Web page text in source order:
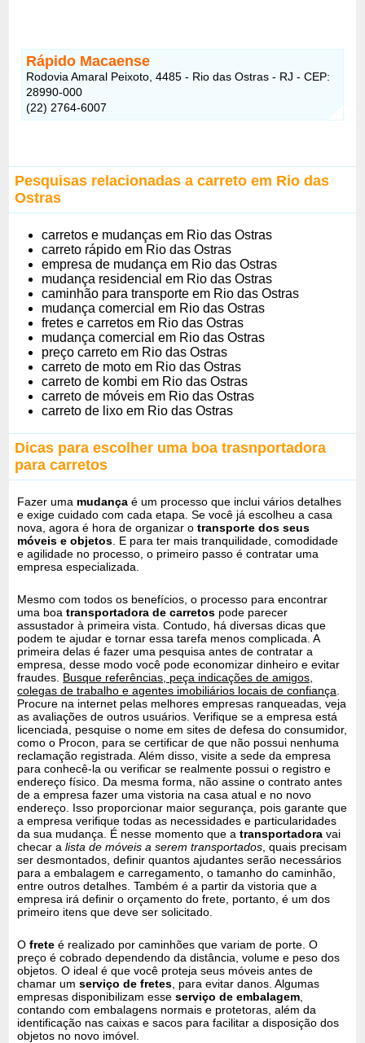
Rápido Macaense
Rodovia Amaral Peixoto, 4485 - Rio das Ostras - RJ - CEP:
28990-000
(22) 2764-6007
Pesquisas relacionadas a carreto em Rio das
Ostras
carretos e mudanças em Rio das Ostras
carreto rápido em Rio das Ostras
empresa de mudança em Rio das Ostras
mudança residencial em Rio das Ostras
caminhão para transporte em Rio das Ostras
mudança comercial em Rio das Ostras
fretes e carretos em Rio das Ostras
mudança comercial em Rio das Ostras
preço carreto em Rio das Ostras
carreto de moto em Rio das Ostras
carreto de kombi em Rio das Ostras
carreto de móveis em Rio das Ostras
carreto de lixo em Rio das Ostras
Dicas para escolher uma boa trasnportadora
para carretos
Fazer uma mudança é um processo que inclui vários detalhes
e exige cuidado com cada etapa. Se você já escolheu a casa
nova, agora é hora de organizar otransporte dos seus
móveis e objetos . E para ter mais tranquilidade, comodidade
e agilidade no processo, o primeiro passo é contratar uma
empresa especializada.
Mesmo com todos os benefícios, o processo para encontrar
uma boatransportadora de carretos pode parecer
assustador à primeira vista. Contudo, há diversas dicas que
podem te ajudar e tornar essa tarefa menos complicada. A
primeira delas é fazer uma pesquisa antes de contratar a
empresa, desse modo você pode economizar dinheiro e evitar
fraudes. Busque referências, peça indicações de amigos,
colegas de trabalho e agentes imobiliários locais de confiança
Procure na internet pelas melhores empresas ranqueadas, veja
as avaliações de outros usuários. Verifique se a empresa está
licenciada, pesquise o nome em sites de defesa do consumidor,
como o Procon, para se certificar de que não possui nenhuma
reclamação registrada. Além disso, visite a sede da empresa
para conhecê-la ou verificar se realmente possui o registro e
endereço físico. Da mesma forma, não assine o contrato antes
de a empresa fazer uma vistoria na casa atual e no novo
endereço. Isso proporcionar maior segurança, pois garante que
a empresa verifique todas as necessidades e particularidades
da sua mudança. É nesse momento que atransportadora vai
checar alista de móveis a serem transportados , quais precisam
ser desmontados, definir quantos ajudantes serão necessários
para a embalagem e carregamento, o tamanho do caminhão,
entre outros detalhes. Também é a partir da vistoria que a
empresa irá definir o orçamento do frete, portanto, é um dos
primeiro itens que deve ser solicitado.
Ofrete é realizado por caminhões que variam de porte. O
preço é cobrado dependendo da distância, volume e peso dos
objetos. O ideal é que você proteja seus móveis antes de
chamar umserviço de fretes , para evitar danos. Algumas
empresas disponibilizam esseserviço de embalagem
contando com embalagens normais e protetoras, além da
identificação nas caixas e sacos para facilitar a disposição dos
objetos no novo imóvel.